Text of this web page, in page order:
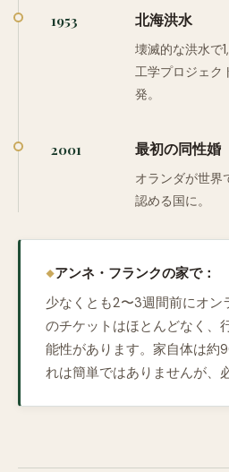
1953 北海洪水
壊滅的な洪水で
工学プロジェク
発。
2001 最初の同性婚
オランダが世界
認める国に。
アンネ・フランクの家で：
少なくとも2〜3週間前にオン
のチケットはほとんどなく、
能性があります。家自体は約
れは簡単ではありませんが、